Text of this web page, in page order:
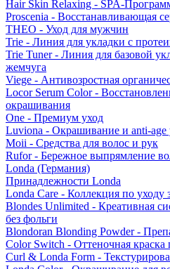
Hair Skin Relaxing - SPA-
Proscenia - Восстанавливающая
THEO - Уход для мужчин
Trie - Линия для укладки с
Trie Tuner - Линия для базовой
жемчуга
Viege - Антивозростная
Locor Serum Color -
окрашивания
One - Премиум уход
Luviona - Окрашивание и anti-age
Moii - Средства для волос и рук
Rufor - Бережное выпрямление
Londa (Германия)
Принадлежности Londa
Londa Care - Коллекция по уходу
Blondes Unlimited - Креативная
без фольги
Blondoran Blonding Powder -
Color Switch - Оттеночная краска
Curl & Londa Form -